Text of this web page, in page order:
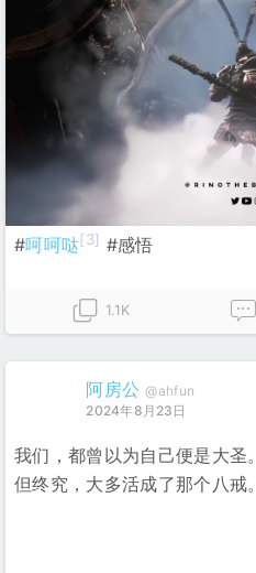
#呵呵哒[3] #感悟
1.1K
阿房公 @ahfun
2024年8月23日
我们，都曾以为自己便是大圣。
但终究，大多活成了那个八戒。